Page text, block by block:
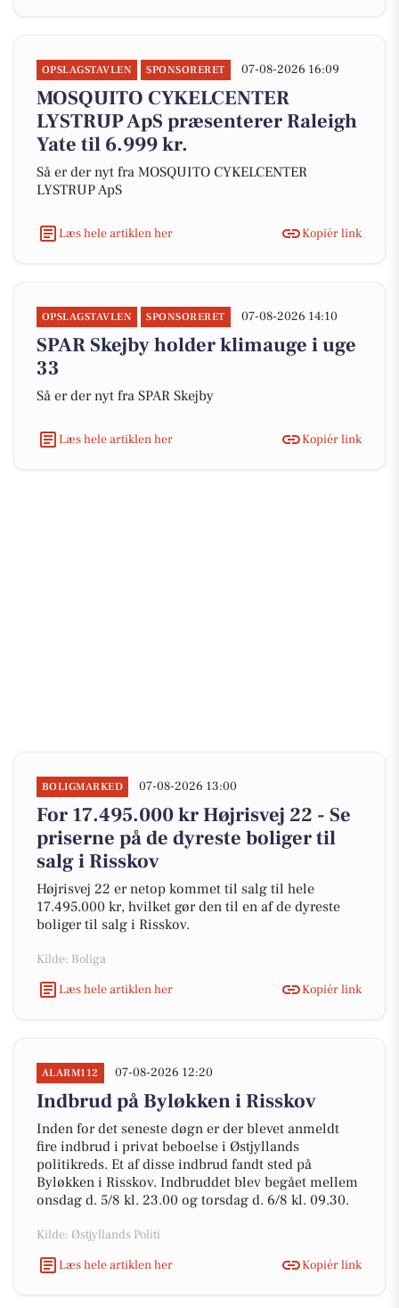
OPSLAGSTAVLEN SPONSORERET 07-08-2026 16:09
MOSQUITO CYKELCENTER
LYSTRUP ApS præsenterer Raleigh
Yate til 6.999 kr.
Så er der nyt fra MOSQUITO CYKELCENTER
LYSTRUP ApS
Læs hele artiklen her Kopiér link
OPSLAGSTAVLEN SPONSORERET 07-08-2026 14:10
SPAR Skejby holder klimauge i uge
33
Så er der nyt fra SPAR Skejby
Læs hele artiklen her Kopiér link
BOLIGMARKED 07-08-2026 13:00
For 17.495.000 kr Højrisvej 22 - Se
priserne på de dyreste boliger til
salg i Risskov
Højrisvej 22 er netop kommet til salg til hele
17.495.000 kr, hvilket gør den til en af de dyreste
boliger til salg i Risskov.
Kilde: Boliga
Læs hele artiklen her
Kopiér link
ALARM112 07-08-2026 12:20
Indbrud på Byløkken i Risskov
Inden for det seneste døgn er der blevet anmeldt
fire indbrud i privat beboelse i Østjyllands
politikreds. Et af disse indbrud fandt sted på
Byløkken i Risskov. Indbruddet blev begået mellem
onsdag d. 5/8 kl. 23.00 og torsdag d. 6/8 kl. 09.30.
Kilde: Østjyllands Politi
Læs hele artiklen her
Kopiér link